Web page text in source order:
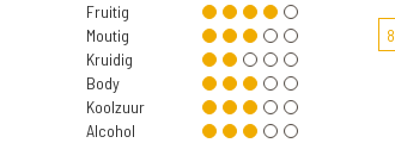
Fruitig
Moutig
Kruidig
Body
Koolzuur
Alcohol